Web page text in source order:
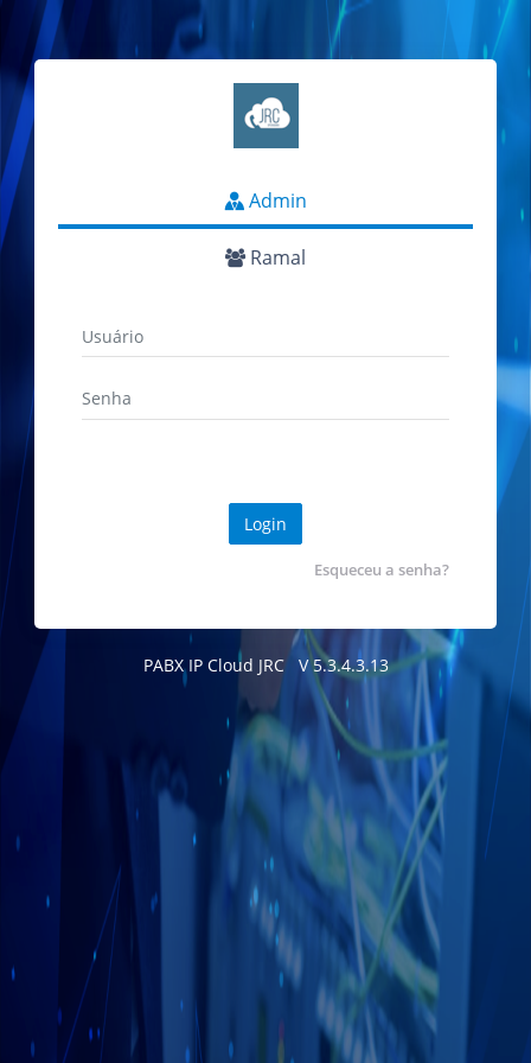
Admin
Ramal
Login
Esqueceu a senha?
PABX IP Cloud JRC V 5.3.4.3.13